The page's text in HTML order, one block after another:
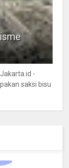
-
saksi bisu